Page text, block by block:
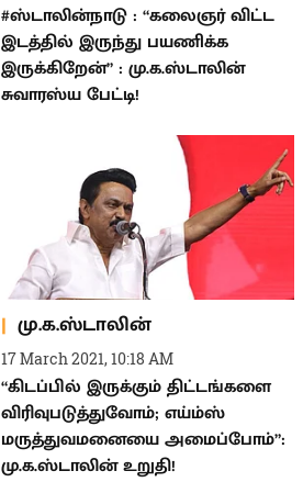
#ஸ்டாலின்நாடு : “கலைஞர் விட்ட
இடத்தில் இருந்து பயணிக்க
இருக்கிறேன்” : மு.க.ஸ்டாலின்
சுவாரஸ்ய பேட்டி!
மு.க.ஸ்டாலின்
17 March 2021, 10:18 AM
“கிடப்பில் இருக்கும் திட்டங்களை
விரிவுபடுத்துவோம்; எய்ம்ஸ்
மருத்துவமனையை அமைப்போம்”:
மு.க.ஸ்டாலின் உறுதி!